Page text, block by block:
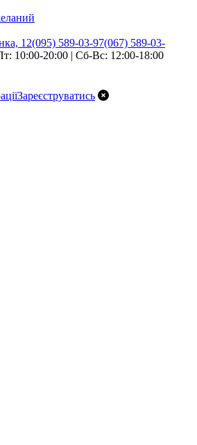
12(095) 589-03-97(067) 589-03-
10:00-20:00 | Сб-Вс: 12:00-18:00
Зареєструватись